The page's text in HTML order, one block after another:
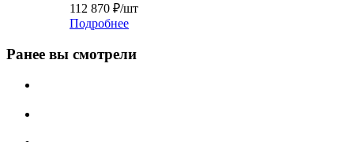
112 870 ₽/шт
Подробнее
Ранее вы смотрели